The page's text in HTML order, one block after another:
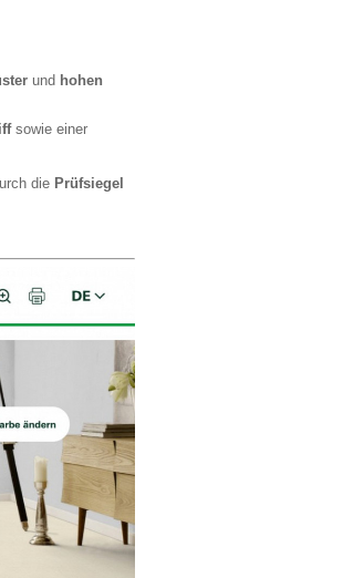
und hohen
sowie einer
die Prüfsiegel